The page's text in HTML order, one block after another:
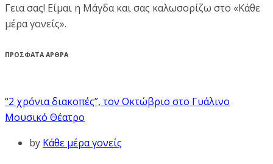
Γεια σας! Είμαι η Μάγδα και σας καλωσορίζω στο «Κάθε
μέρα γονείς».
ΠΡΟΣΦΑΤΑ ΑΡΘΡΑ
“2 χρόνια διακοπές”, τον Οκτώβριο στο Γυάλινο
Μουσικό Θέατρο
by Κάθε μέρα γονείς